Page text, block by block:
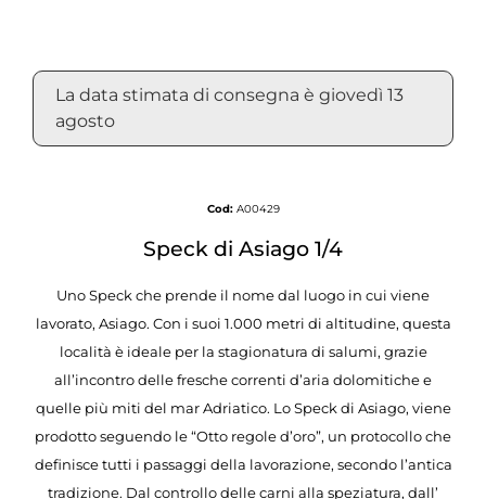
La data stimata di consegna è giovedì 13
agosto
Cod: A00429
Speck di Asiago 1/4
Uno Speck che prende il nome dal luogo in cui viene
lavorato, Asiago. Con i suoi 1.000 metri di altitudine, questa
località è ideale per la stagionatura di salumi, grazie
all’incontro delle fresche correnti d’aria dolomitiche e
quelle più miti del mar Adriatico. Lo Speck di Asiago, viene
prodotto seguendo le “Otto regole d’oro”, un protocollo che
definisce tutti i passaggi della lavorazione, secondo l’antica
tradizione. Dal controllo delle carni alla speziatura, dall’